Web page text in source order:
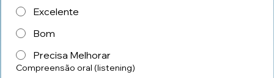
Excelente
Bom
Precisa Melhorar
Compreensão oral (listening)